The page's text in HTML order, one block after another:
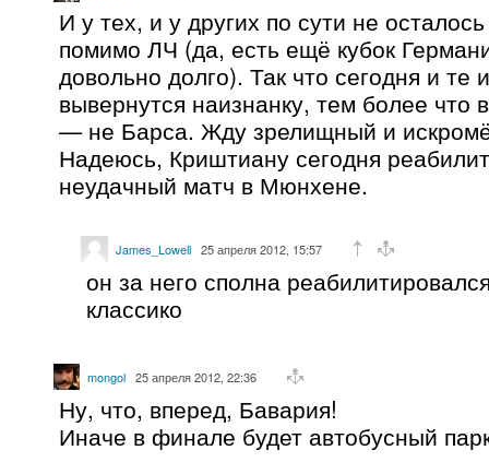
И у тех, и у других по сути не
помимо ЛЧ (да, есть ещё кубок
довольно долго). Так что сегодня и те
вывернутся наизнанку, тем более что
— не Барса. Жду зрелищный и
Надеюсь, Криштиану сегодня
неудачный матч в Мюнхене.
James_Lowell 25 апреля 2012, 15:57
он за него сполна
классико
mongol 25 апреля 2012, 22:36
Ну, что, вперед, Бавария!
Иначе в финале будет автобусный